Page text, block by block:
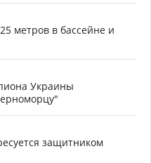
метров в бассейне и
Украины
защитником